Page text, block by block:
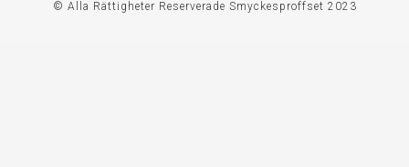
© Alla Rättigheter Reserverade Smyckesproffset 2023